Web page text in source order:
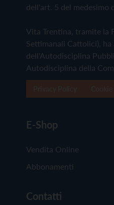
dell'art. 5 del medesimo
Vita Trentina, tramite la
Settimanali Cattolici),
dell'Autodisciplina
Autodisciplina della
E-Shop
Vendita Online
Abbonamenti
Contatti